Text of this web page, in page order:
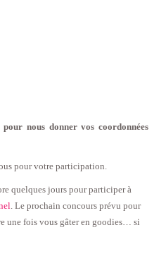
pour nous donner vos coordonnées
pour votre participation.
quelques jours pour participer à
. Le prochain concours prévu pour
une fois vous gâter en goodies… si